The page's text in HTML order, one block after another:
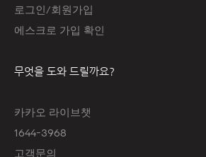
로그인/회원가입
에스크로 가입 확인
무엇을 도와 드릴까요?
카카오 라이브챗
1644-3968
고객문의